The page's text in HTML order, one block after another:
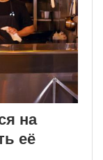
на
её